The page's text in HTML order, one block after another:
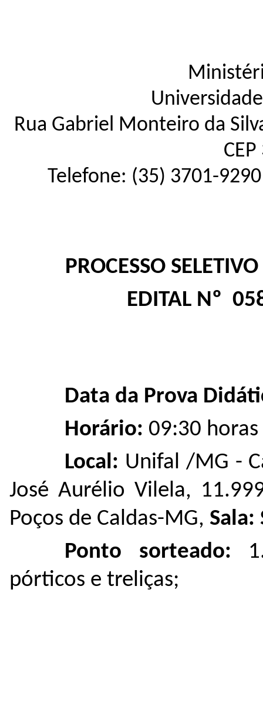
Rua Gabriel Monteiro da
Telefone: (35) 3701-
PROCESSO
EDITAL Nº​
Data da Prova
Horário: 09:30 horas
Local: Unifal /MG -
José Aurélio Vilela,
Poços de Caldas-MG, Sala:
Ponto sorteado:
pórticos e treliças;